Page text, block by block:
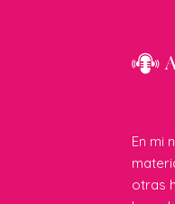
En mi
otras